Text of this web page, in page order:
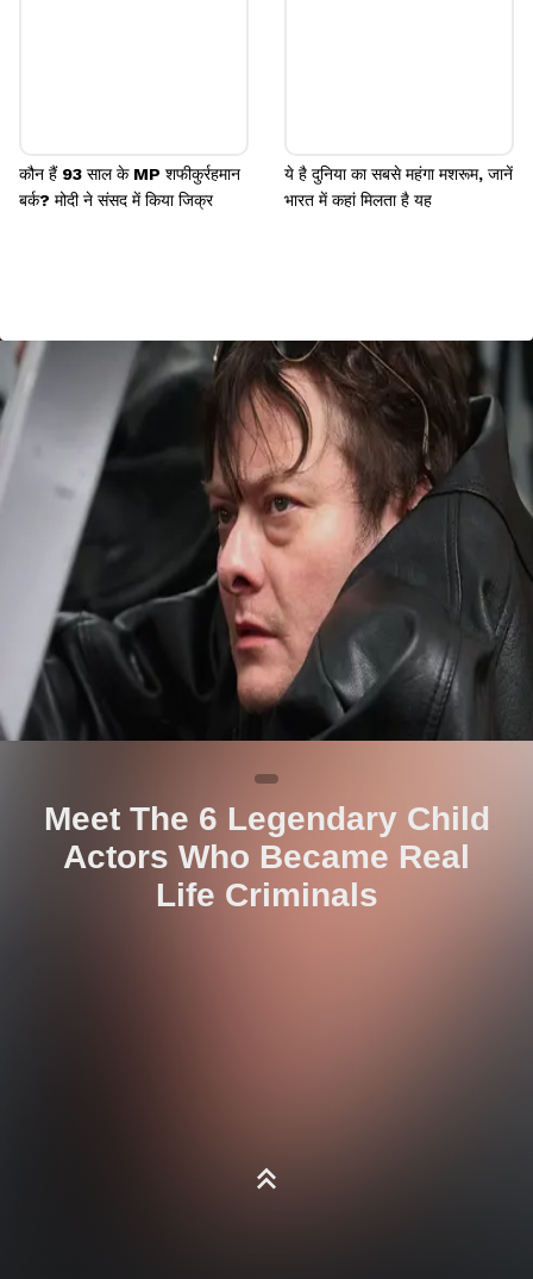
कौन हैं 93 साल के MP शफीकुर्रहमान
बर्क? मोदी ने संसद में किया जिक्र
ये है दुनिया का सबसे महंगा मशरूम, जानें
भारत में कहां मिलता है यह